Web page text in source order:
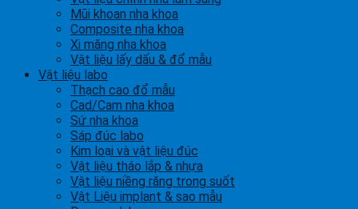
Mũi khoan nha khoa
Composite nha khoa
Xi măng nha khoa
Vật liệu lấy dấu & đổ mẫu
Vật liệu labo
Thạch cao đổ mẫu
Cad/Cam nha khoa
Sứ nha khoa
Sáp đúc labo
Kim loại và vật liệu đúc
Vật liệu tháo lắp & nhựa
Vật liệu niềng răng trong suốt
Vật Liệu implant & sao mẫu